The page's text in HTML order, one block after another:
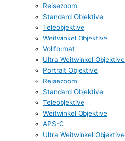
Reisezoom
Standard Objektive
Teleobjektive
Weitwinkel Objektive
Vollformat
Ultra Weitwinkel Objektive
Portrait Objektive
Reisezoom
Standard Objektive
Teleobjektive
Weitwinkel Objektive
APS-C
Ultra Weitwinkel Objektive